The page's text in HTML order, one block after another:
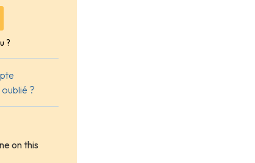
?
?
on this